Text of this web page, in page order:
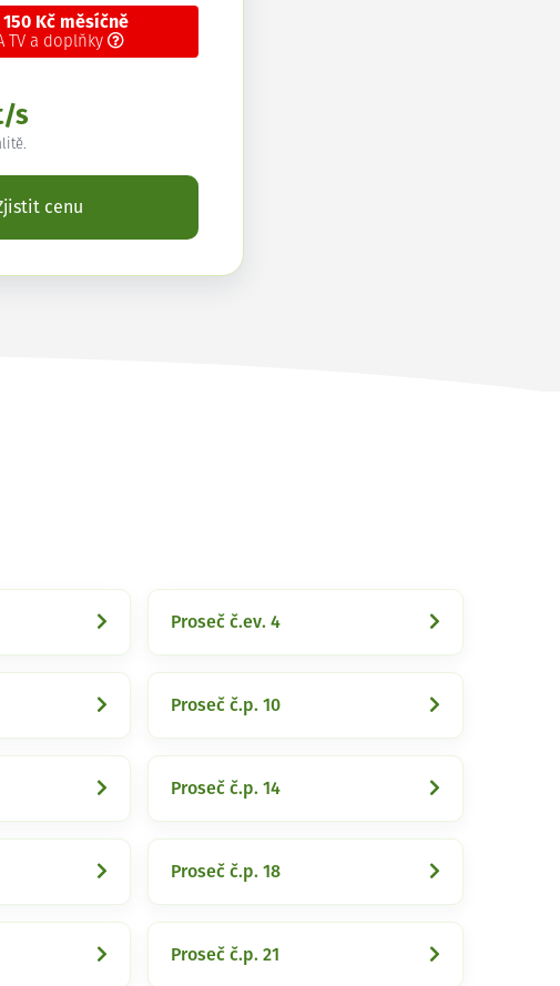
150 Kč měsíčně
TV a doplňky
s
cenu
Proseč č.ev. 4
Proseč č.p. 10
Proseč č.p. 14
Proseč č.p. 18
Proseč č.p. 21